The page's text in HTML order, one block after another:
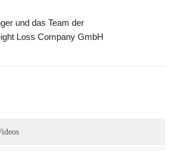
und das Team der
Loss Company GmbH